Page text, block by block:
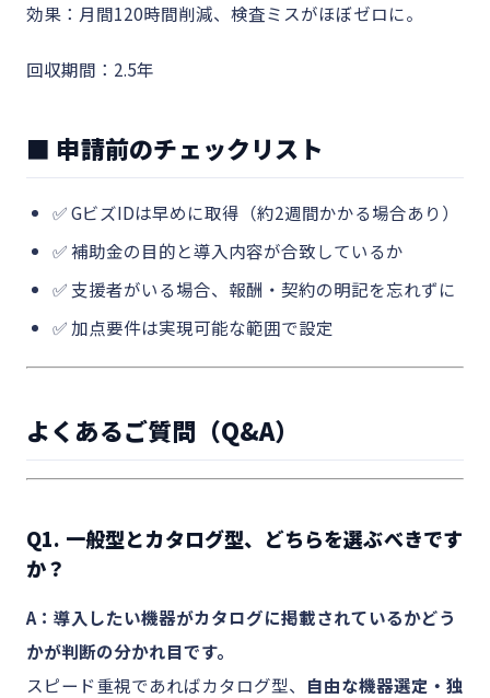
効果：月間120時間削減、検査ミスがほぼゼロに。
回収期間：2.5年
■ 申請前のチェックリスト
✅ GビズIDは早めに取得（約2週間かかる場合あり）
✅ 補助金の目的と導入内容が合致しているか
✅ 支援者がいる場合、報酬・契約の明記を忘れずに
✅ 加点要件は実現可能な範囲で設定
よくあるご質問（Q&A）
Q1. 一般型とカタログ型、どちらを選ぶべきです
か？
A：導入したい機器がカタログに掲載されているかどう
かが判断の分かれ目です。
スピード重視であればカタログ型、 自由な機器選定・独